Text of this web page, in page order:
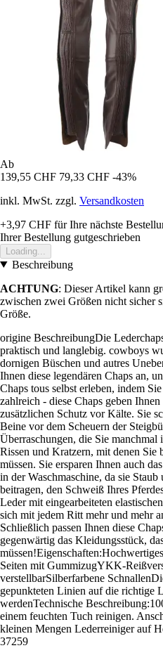
Ab
139,55 CHF 79,33 CHF -43%
inkl. MwSt. zzgl. Versandkosten
+3,97 CHF für Ihre nächste
Ihrer Bestellung gutgeschrieben
Loading...
Beschreibung
ACHTUNG: Dieser Artikel kann
zwischen zwei Größen nicht sicher
Größe.
origine BeschreibungDie
praktisch und langlebig. cowboys
dornigen Büschen und autres
Ihnen diese legendären Chaps an,
Chaps tous selbst erleben, indem
zahlreich - diese Chaps geben
zusätzlichen Schutz vor Kälte. Sie
Beine vor dem Scheuern der
Überraschungen, die Sie
Rissen und Kratzern, mit denen Sie
müssen. Sie ersparen Ihnen auch
in der Waschmaschine, da sie
beitragen, den Schweiß Ihres
Leder mit eingearbeiteten
sich mit jedem Ritt mehr und mehr
Schließlich passen Ihnen diese
gegenwärtig das Kleidungsstück,
Seiten mit GummizugYKK-
verstellbarSilberfarbene
gepunkteten Linien auf die richtige
werdenTechnische
einem feuchten Tuch reinigen.
kleinen Mengen Lederreiniger auf
37259